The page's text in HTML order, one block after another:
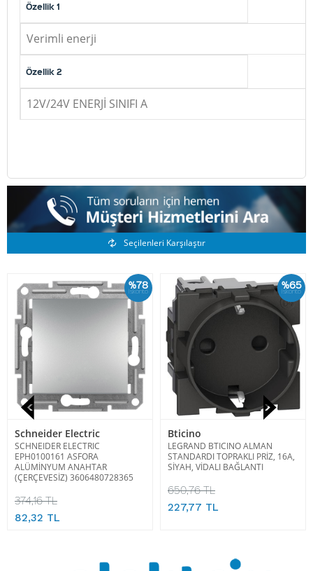
Özellik 1
Verimli enerji
Özellik 2
12V/24V ENERJİ SINIFI A
Benzer Ürünler
Seçilenleri Karşılaştır
%78
İskonto
Schneider Electric
SCHNEIDER ELECTRIC
EPH0100161 ASFORA
ALÜMİNYUM ANAHTAR
(ÇERÇEVESİZ) 3606480728365
374,16 TL
82,32 TL
%65
İskonto
Bticino
LEGRAND BTICINO ALMAN
STANDARDI TOPRAKLI PRİZ, 16A,
SİYAH, VİDALI BAĞLANTI
650,76 TL
227,77 TL